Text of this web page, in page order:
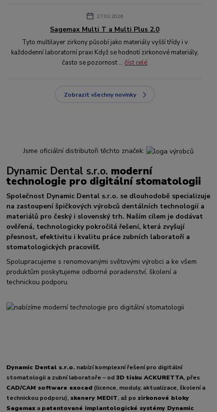
27.03.2026
Sagemax Multi T a Multi Plus 2.0
Tyto multilayer zirkony působí jako materiály vyšší třídy i v
každodenní laboratorní praxi Když se hodnotí zirkonové materiály,
často se pozornost ...číst celé
Zobrazit všechny novinky
Jsme oficiální distributoři těchto značek:
Dynamic Dental s.r.o. moderní
technologie pro digitální stomatologii
Společnost Dynamic Dental s.r.o. se dlouhodobě specializuje
na zastoupení špičkových výrobců dentálních technologií a
materiálů pro český i slovenský trh. Naším cílem je dodávat
ověřená, technologicky pokročilá řešení, která zvyšují
přesnost, efektivitu i kvalitu práce zubních laboratoří a
stomatologických pracovišť.
Spolupracujeme s renomovanými světovými výrobci a ke všem
produktům poskytujeme odborné poradenství, školení a
technickou podporu.
Dynamic Dental s.r.o. nabízí komplexní řešení pro digitální
stomatologii a zubní laboratoře – od3D tisku ACKURETTA, přes
CAD/CAM software exocad (licence, moduly, aktualizace, školení a
technickou podporu), skenery MEDIT, až po zirkonové bloky
Sagemax a patentované implantologické systémy Dynamic